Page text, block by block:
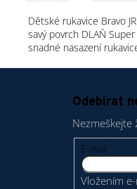
Dětské rukavice Bravo
savý povrch DLAŇ
snadné nasazení
Odebírat
Nezmeškejte
E-mail
Vložením